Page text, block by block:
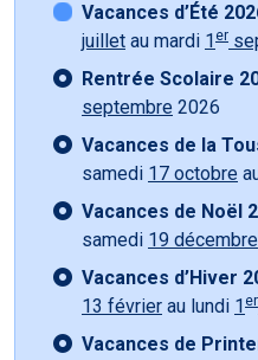
Vacances d’Été
juillet au mardi 1 er
Rentrée Scolaire
septembre 2026
Vacances de la
samedi 17 octobre
Vacances de Noël
samedi 19 décembre
Vacances d’Hiver
13 février au lundi 1 er
Vacances de